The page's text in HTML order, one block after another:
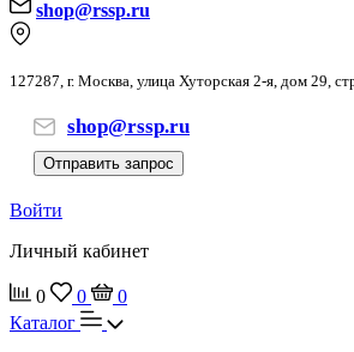
shop@rssp.ru
127287, г. Москва, улица Хуторская 2-я, дом 29,
shop@rssp.ru
Отправить запрос
Войти
Личный кабинет
0 0
0
Каталог